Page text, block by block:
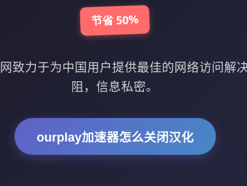
节省 50%
致力于为中国用户提供最佳的网络访问解
阻，信息私密。
ourplay加速器怎么关闭汉化